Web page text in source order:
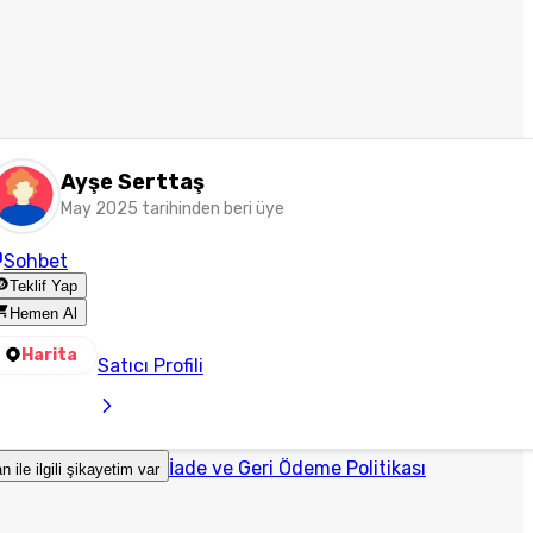
Ayşe Serttaş
May 2025 tarihinden beri üye
Sohbet
Teklif Yap
Hemen Al
Harita Satıcı Profili
ile ilgili şikayetim var İade ve Geri Ödeme Politikası